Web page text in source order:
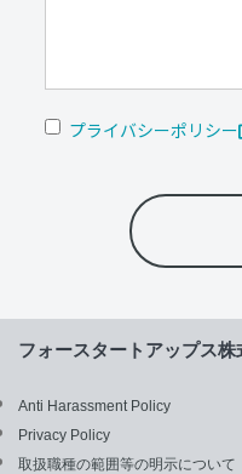
プライバシーポリシー
フォースタートアップス株
Anti Harassment Policy
Privacy Policy
取扱職種の範囲等の明示について